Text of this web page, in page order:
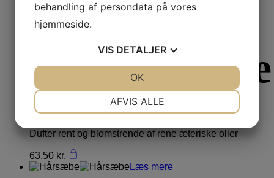
Vildrosesæbe
Dufter rent og blomstrende af rene æteriske olier
63,50 kr.
Læs mere
behandling af persondata på vores
hjemmeside.
VIS DETALJER
MARKETING STATISTIK
AFVIS ALLE
OK